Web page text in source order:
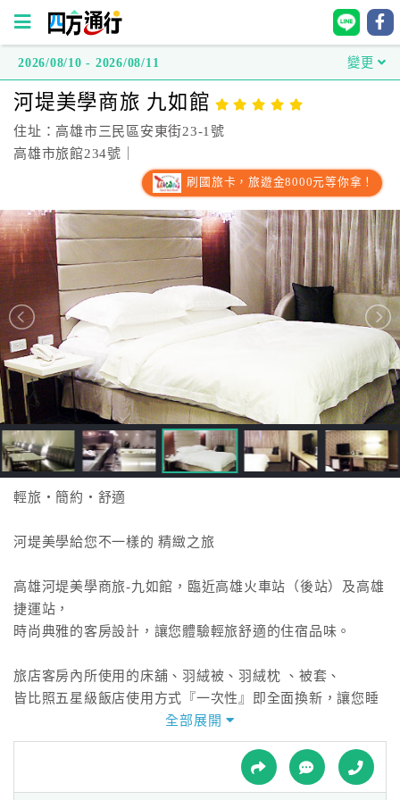
方
通
行
台
灣
訂
房
直
接
跟
飯
店
訂
HOT
特
色
民
球
2026/08/10 - 2026/08/11 變更
河堤美學商旅 九如館
住址：高雄市三民區安東街23-1號
高雄市旅館234號｜
刷國旅卡，旅遊金8000元等你拿！
輕旅‧簡約‧舒適
河堤美學給您不一樣的 精緻之旅
高雄河堤美學商旅-九如館，臨近高雄火車站（後站）及高雄
捷運站，
時尚典雅的客房設計，讓您體驗輕旅舒適的住宿品味。
旅店客房內所使用的床舖、羽絨被、羽絨枕 、被套、
皆比照五星級飯店使用方式『一次性』即全面換新，讓您睡
秉持著『關懷備至‧體貼入微』的服務信念，提供您物超所
高雄 河堤美學商旅 是您觀光旅遊、休閒約會、商務住宿最
全部展開